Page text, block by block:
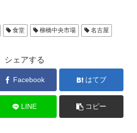
食堂 柳橋中央市場 名古屋
シェアする
Facebook はてブ
LINE コピー